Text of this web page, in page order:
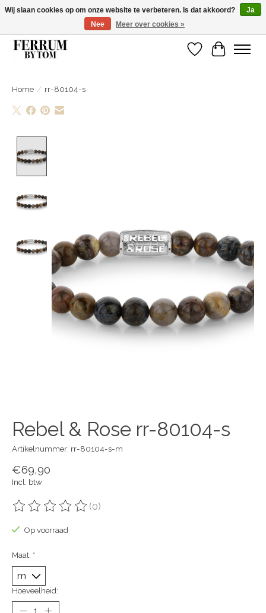
Wij zijn gelsoten van 14 tm 18 februari
Verlanglijst
Home / rr-80104-s
Rebel & Rose rr-80104-s
Artikelnummer: rr-80104-s-m
€69,90
Incl. btw
De beoordeling van dit product is
(0)
Op voorraad
Maat: *
Hoeveelheid:
Wij slaan cookies op om onze website te verbeteren. Is dat akkoord?
Ja
Nee
Meer over cookies »